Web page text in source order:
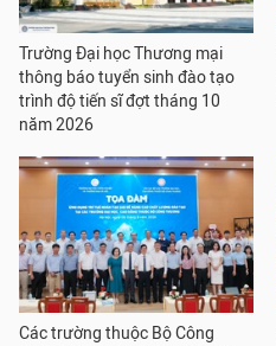
Trường Đại học Thương mại
thông báo tuyển sinh đào tạo
trình độ tiến sĩ đợt tháng 10
năm 2026
Các trường thuộc Bộ Công